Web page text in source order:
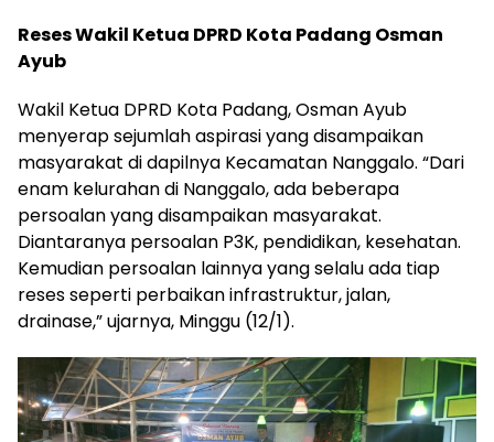
Reses Wakil Ketua DPRD Kota Padang Osman
Ayub
Wakil Ketua DPRD Kota Padang, Osman Ayub
menyerap sejumlah aspirasi yang disampaikan
masyarakat di dapilnya Kecamatan Nanggalo. “Dari
enam kelurahan di Nanggalo, ada beberapa
persoalan yang disampaikan masyarakat.
Diantaranya persoalan P3K, pendidikan, kesehatan.
Kemudian persoalan lainnya yang selalu ada tiap
reses seperti perbaikan infrastruktur, jalan,
drainase,” ujarnya, Minggu (12/1).